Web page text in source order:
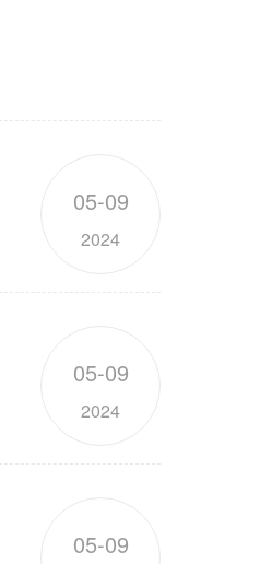
05-09
2024
05-09
2024
05-09